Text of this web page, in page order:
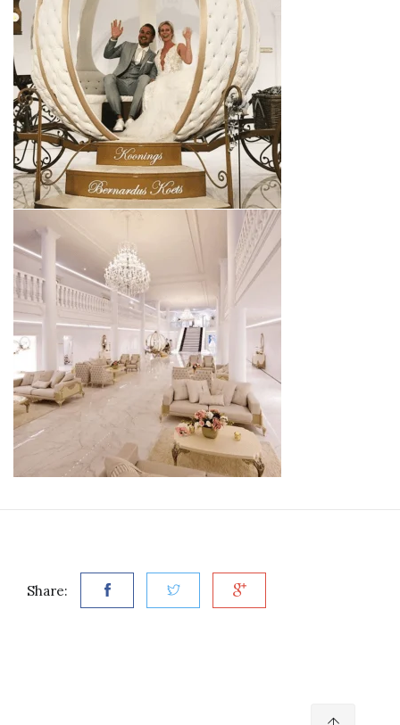
Share: